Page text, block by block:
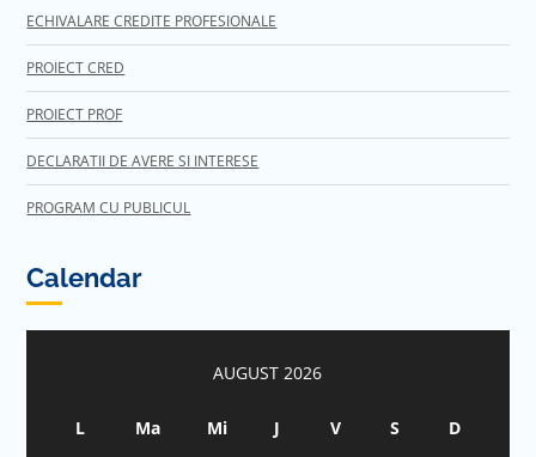
ECHIVALARE CREDITE PROFESIONALE
PROIECT CRED
PROIECT PROF
DECLARATII DE AVERE SI INTERESE
PROGRAM CU PUBLICUL
Calendar
AUGUST 2026
L Ma Mi J V S
D